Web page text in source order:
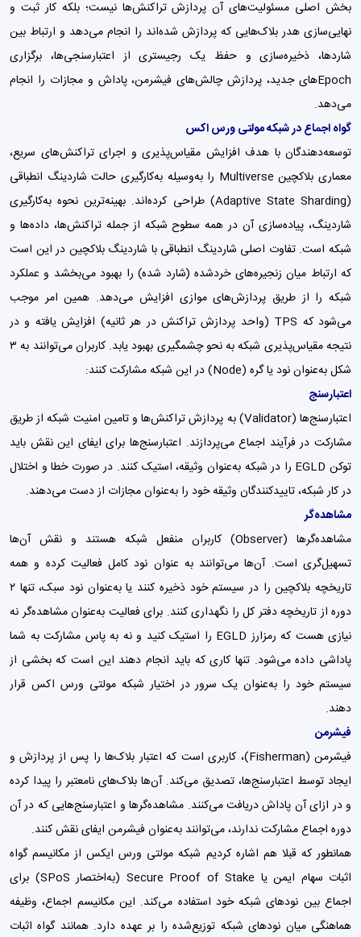
بخش اصلی مسئولیت‌های آن پردازش تراکنش‌ها نیست؛ بلکه کار ثبت و
نهایی‌سازی هدر بلاک‌هایی که پردازش شده‌اند را انجام می‌دهد و ارتباط بین
شاردها، ذخیره‌سازی و حفظ یک رجیستری از اعتبارسنجی‌ها، برگزاری
Epochهای جدید، پردازش چالش‌های فیشرمن، پاداش و مجازات را انجام
می‌دهد.
گواه اجماع در شبکه مولتی ورس اکس
توسعه‌دهندگان با هدف افزایش مقیاس‌پذیری و اجرای تراکنش‌های سریع،
معماری بلاکچین Multiverse را به‌وسیله به‌کارگیری حالت شاردینگ انطباقی
(Adaptive State Sharding) طراحی کرده‌اند. بهینه‌ترین نحوه به‌کارگیری
شاردینگ، پیاده‌سازی آن در همه سطوح شبکه از جمله تراکنش‌ها، داده‌ها و
شبکه است. تفاوت اصلی شاردینگ انطباقی با شاردینگ بلاکچین در این است
که ارتباط میان زنجیره‌های خردشده (شارد شده) را بهبود می‌بخشد و عملکرد
شبکه را از طریق پردازش‌های موازی افزایش می‌دهد. همین امر موجب
می‌شود که TPS (واحد پردازش تراکنش در هر ثانیه) افزایش یافته و در
نتیجه مقیاس‌پذیری شبکه به نحو چشمگیری بهبود یابد. کاربران می‌توانند به ۳
شکل به‌عنوان نود یا گره (Node) در این شبکه مشارکت کنند:
اعتبارسنج
اعتبارسنج‌ها (Validator) به پردازش تراکنش‌ها و تامین امنیت شبکه از طریق
مشارکت در فرآیند اجماع می‌پردازند. اعتبارسنج‌ها برای ایفای این نقش باید
توکن EGLD را در شبکه به‌عنوان وثیقه، استیک کنند. در صورت خطا و اختلال
در کار شبکه، تاییدکنندگان وثیقه‌ خود را به‌عنوان مجازات از دست می‌دهند.
مشاهده‌گر
مشاهده‌گرها (Observer) کاربران منفعل شبکه هستند و نقش آن‌ها
تسهیل‌گری است. آن‌ها می‌توانند به عنوان نود کامل فعالیت کرده و همه
تاریخچه بلاکچین را در سیستم خود ذخیره کنند یا به‌عنوان نود سبک، تنها ۲
دوره از تاریخچه دفتر کل را نگهداری کنند. برای فعالیت به‌عنوان مشاهده‌گر نه
نیازی هست که رمزارز EGLD را استیک کنید و نه به پاس مشارکت به شما
پاداشی داده می‌شود. تنها کاری که باید انجام دهند این است که بخشی از
سیستم خود را به‌عنوان یک سرور در اختیار شبکه مولتی ورس اکس قرار
دهند.
فیشرمن
فیشرمن (Fisherman)، کاربری است که اعتبار بلاک‌ها را پس از پردازش و
ایجاد توسط اعتبارسنج‌ها، تصدیق می‌کند. آن‌ها بلاک‌های نامعتبر را پیدا کرده
و در ازای آن پاداش دریافت می‌کنند. مشاهده‌گرها و اعتبارسنج‌هایی که در آن
دوره اجماع مشارکت ندارند، می‌توانند به‌عنوان فیشرمن ایفای نقش کنند.
همانطور که قبلا هم اشاره کردیم شبکه مولتی ورس ایکس از مکانیسم گواه
اثبات سهام ایمن یا Secure Proof of Stake (به‌اختصار SPoS) برای
اجماع بین نودهای شبکه خود استفاده می‌کند. این مکانیسم اجماع، وظیفه
هماهنگی میان نودهای شبکه توزیع‌شده را بر عهده دارد. همانند گواه اثبات